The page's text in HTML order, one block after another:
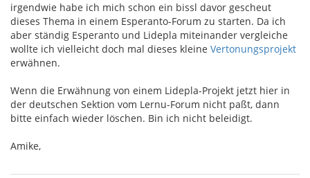
irgendwie habe ich mich schon ein bissl davor gescheut
dieses Thema in einem Esperanto-Forum zu starten. Da ich
aber ständig Esperanto und Lidepla miteinander vergleiche
wollte ich vielleicht doch mal dieses kleine Vertonungsprojekt
erwähnen.
Wenn die Erwähnung von einem Lidepla-Projekt jetzt hier in
der deutschen Sektion vom Lernu-Forum nicht paßt, dann
bitte einfach wieder löschen. Bin ich nicht beleidigt.
Amike,